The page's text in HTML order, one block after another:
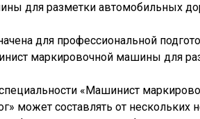
для разметки автомобильных
для профессиональной
маркировочной машины для
«Машинист
может составлять от нескольких